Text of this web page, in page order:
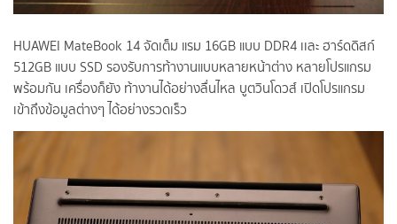
HUAWEI MateBook 14 จัดเต็ม แรม 16GB แบบ DDR4 เเละ ฮาร์ดดิสก์
512GB แบบ SSD รองรับการท้างานแบบหลายหน้าต่าง หลายโปรแกรม
พร้อมกัน เครื่องก็ยัง ท้างานได้อย่างลื่นไหล บูตวินโดวส์ เปิดโปรแกรม
เข้าถึงข้อมูลต่างๆ ได้อย่างรวดเร็ว